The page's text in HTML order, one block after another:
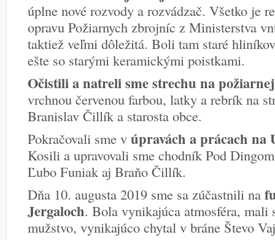
úplne nové rozvody a rozvádzač. Všetko je
opravu Požiarnych zbrojníc z Ministerstva
taktiež veľmi dôležitá. Boli tam staré
ešte so starými keramickými poistkami.
Očistili a natreli sme strechu na
vrchnou červenou farbou, latky a rebrík na
Branislav Čillík a starosta obce.
Pokračovali sme v úpravách a prácach
Kosili a upravovali sme chodník Pod
Ľubo Funiak aj Braňo Čillík.
Dňa 10. augusta 2019 sme sa zúčastnili na
Jergaloch. Bola vynikajúca atmosféra, mali
mužstvo, vynikajúco chytal v bráne Števo